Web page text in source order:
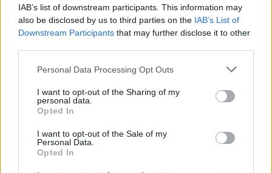
IAB’s list of downstream participants. This information may
also be disclosed by us to third parties on the IAB’s List of
Downstream Participants that may further disclose it to other
Personal Data Processing Opt Outs
I want to opt-out of the Sharing of my
personal data.
Opted In
I want to opt-out of the Sale of my
Personal Data.
Opted In
Ηράκλειο: Σοβαρή βλάβη στη γεώτρηση των Βασιλειών –
Πού προβλέπονται προβλήματα υδροδότησης
Χονγκ Κονγκ
Πανηγύρια: Γλέντι, χορός αλλά και προσοχή στις